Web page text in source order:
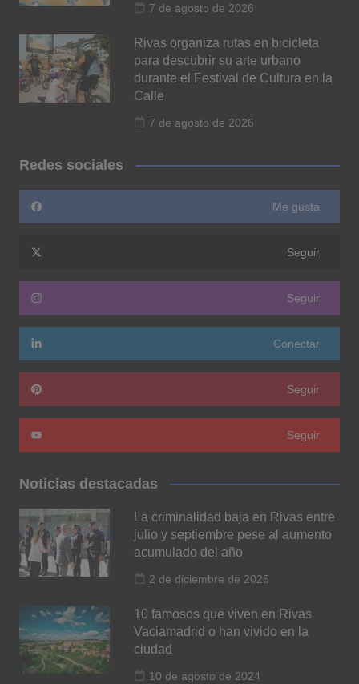
7 de agosto de 2026
Rivas organiza rutas en bicicleta
para descubrir su arte urbano
durante el Festival de Cultura en la
Calle
7 de agosto de 2026
Redes sociales
Me gusta
Seguir
Seguir
Conectar
Seguir
Seguir
Noticias destacadas
La criminalidad baja en Rivas entre
julio y septiembre pese al aumento
acumulado del año
2 de diciembre de 2025
10 famosos que viven en Rivas
Vaciamadrid o han vivido en la
ciudad
10 de agosto de 2024